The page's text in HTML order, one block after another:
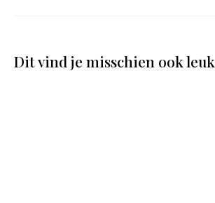
Dit vind je misschien ook leuk